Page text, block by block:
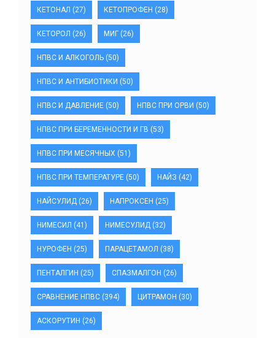
КЕТОНАЛ (27) КЕТОПРОФЕН (28)
КЕТОРОЛ (26) МИГ (26)
НПВС И АЛКОГОЛЬ (50)
НПВС И АНТИБИОТИКИ (50)
НПВС И ДАВЛЕНИЕ (50) НПВС ПРИ ОРВИ (50)
НПВС ПРИ БЕРЕМЕННОСТИ И ГВ (53)
НПВС ПРИ МЕСЯЧНЫХ (51)
НПВС ПРИ ТЕМПЕРАТУРЕ (50) НАЙЗ (42)
НАЙСУЛИД (26) НАПРОКСЕН (25)
НИМЕСИЛ (41) НИМЕСУЛИД (32)
НУРОФЕН (25) ПАРАЦЕТАМОЛ (38)
ПЕНТАЛГИН (25) СПАЗМАЛГОН (26)
СРАВНЕНИЕ НПВС (394) ЦИТРАМОН (30)
АСКОРУТИН (26)